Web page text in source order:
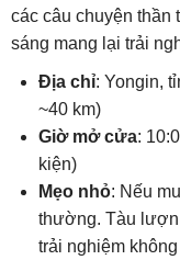
các câu chuyện thần
sáng mang lại trải
Địa chỉ: Yongin,
~40 km)
Giờ mở cửa:
kiện)
Mẹo nhỏ: Nếu
thường. Tàu lượn
trải nghiệm